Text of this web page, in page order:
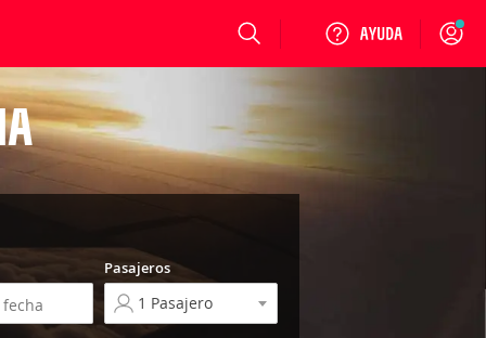
Login
Pasajeros